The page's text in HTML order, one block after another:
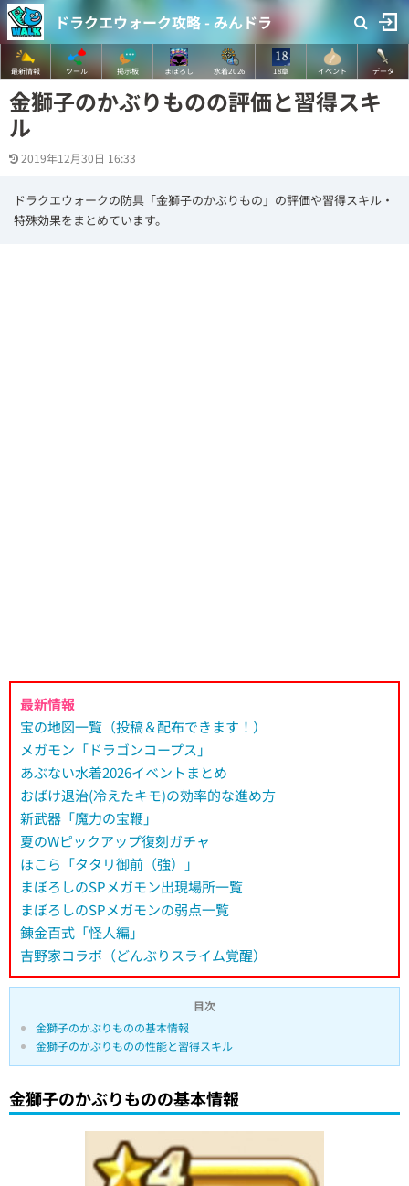
ドラクエウォーク攻略 - みんドラ
最新情報 ツール 掲示板 まぼろし 水着2026 18章 イベント データ
金獅子のかぶりものの評価と習得スキ
ル
2019年12月30日 16:33
ドラクエウォークの防具「金獅子のかぶりもの」の評価や習得スキル・
特殊効果をまとめています。
最新情報
宝の地図一覧（投稿＆配布できます！）
メガモン「ドラゴンコープス」
あぶない水着2026イベントまとめ
おばけ退治(冷えたキモ)の効率的な進め方
新武器「魔力の宝鞭」
夏のWピックアップ復刻ガチャ
ほこら「タタリ御前（強）」
まぼろしのSPメガモン出現場所一覧
まぼろしのSPメガモンの弱点一覧
錬金百式「怪人編」
吉野家コラボ（どんぶりスライム覚醒）
目次
金獅子のかぶりものの基本情報
金獅子のかぶりものの性能と習得スキル
金獅子のかぶりものの基本情報